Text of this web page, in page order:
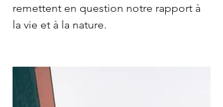
remettent en question notre rapport à
la vie et à la nature.